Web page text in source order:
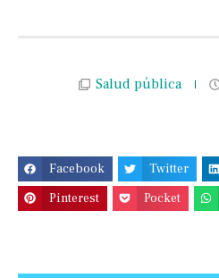
Salud pública
Facebook Twitter
Pinterest
Pocket